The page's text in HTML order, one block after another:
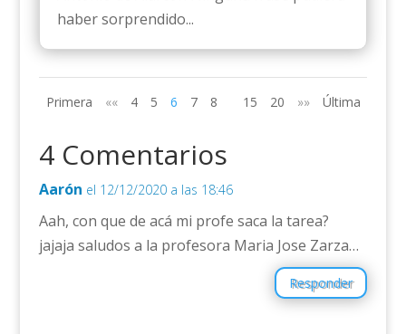
haber sorprendido...
Primera «« 4 5 6 7 8 15 20 »» Última
4 Comentarios
Aarón el 12/12/2020 a las 18:46
Aah, con que de acá mi profe saca la tarea?
jajaja saludos a la profesora Maria Jose Zarza…
Responder